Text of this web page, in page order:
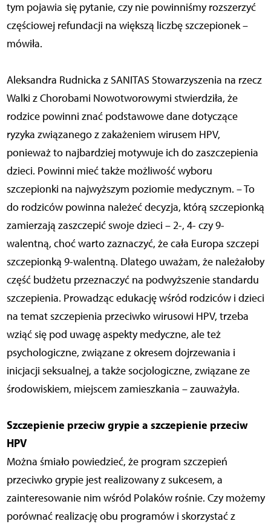
tym pojawia się pytanie, czy nie powinniśmy rozszerzyć
częściowej refundacji na większą liczbę szczepionek –
mówiła.
Aleksandra Rudnicka z SANITAS Stowarzyszenia na rzecz
Walki z Chorobami Nowotworowymi stwierdziła, że
rodzice powinni znać podstawowe dane dotyczące
ryzyka związanego z zakażeniem wirusem HPV,
ponieważ to najbardziej motywuje ich do zaszczepienia
dzieci. Powinni mieć także możliwość wyboru
szczepionki na najwyższym poziomie medycznym. – To
do rodziców powinna należeć decyzja, którą szczepionką
zamierzają zaszczepić swoje dzieci – 2-, 4- czy 9-
walentną, choć warto zaznaczyć, że cała Europa szczepi
szczepionką 9-walentną. Dlatego uważam, że należałoby
część budżetu przeznaczyć na podwyższenie standardu
szczepienia. Prowadząc edukację wśród rodziców i dzieci
na temat szczepienia przeciwko wirusowi HPV, trzeba
wziąć się pod uwagę aspekty medyczne, ale też
psychologiczne, związane z okresem dojrzewania i
inicjacji seksualnej, a także socjologiczne, związane ze
środowiskiem, miejscem zamieszkania – zauważyła.
Szczepienie przeciw grypie a szczepienie przeciw
HPV
Można śmiało powiedzieć, że program szczepień
przeciwko grypie jest realizowany z sukcesem, a
zainteresowanie nim wśród Polaków rośnie. Czy możemy
porównać realizację obu programów i skorzystać z